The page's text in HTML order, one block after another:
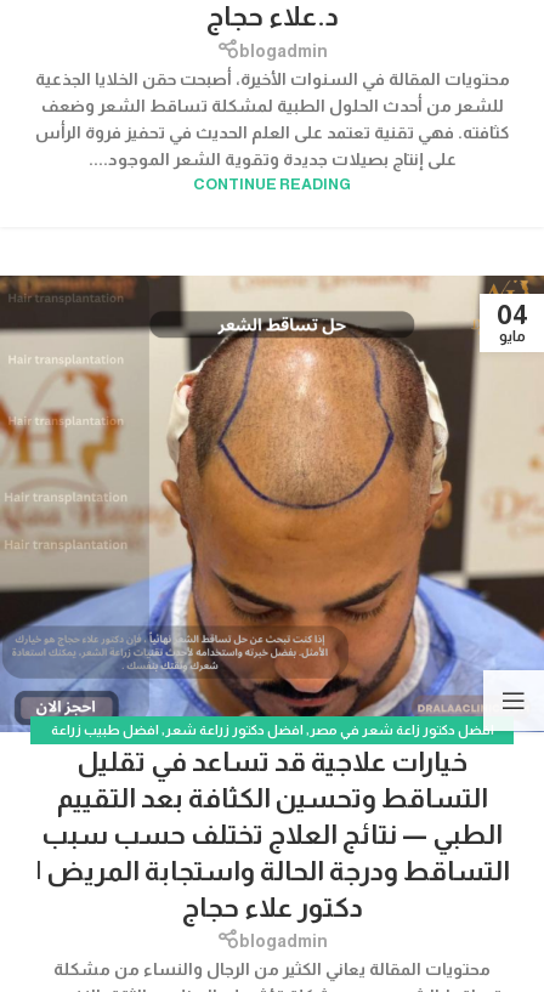
د.علاء حجاج
blogadmin
محتويات المقالة في السنوات الأخيرة، أصبحت حقن الخلايا الجذعية
للشعر من أحدث الحلول الطبية لمشكلة تساقط الشعر وضعف
كثافته. فهي تقنية تعتمد على العلم الحديث في تحفيز فروة الرأس
على إنتاج بصيلات جديدة وتقوية الشعر الموجود....
CONTINUE READING
04
مايو
افضل دكتور زاعة شعر في مصر , افضل دكتور زراعة شعر , افضل طبيب زراعة
الشعر في السعودية
تكلفة زراعة الشعر في مصر
خيارات علاجية قد تساعد في تقليل
التساقط وتحسين الكثافة بعد التقييم
الطبي — نتائج العلاج تختلف حسب سبب
التساقط ودرجة الحالة واستجابة المريض |
دكتور علاء حجاج
blogadmin
محتويات المقالة يعاني الكثير من الرجال والنساء من مشكلة